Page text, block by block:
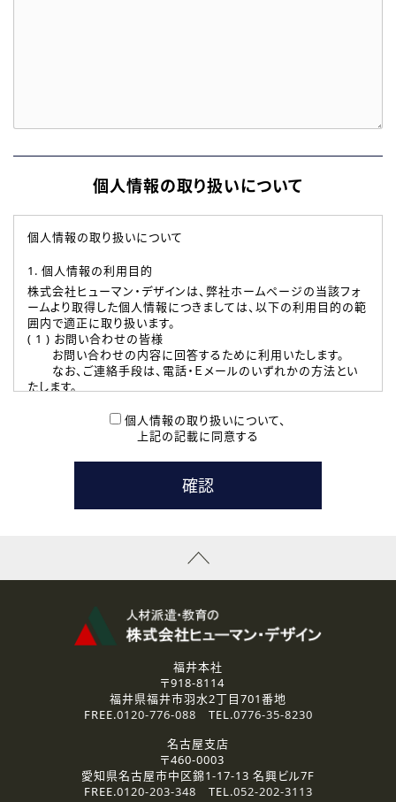
個人情報の取り扱いについて
個人情報の取り扱いについて
1. 個人情報の利用目的
株式会社ヒューマン・デザインは、弊社ホームページの当該フォ
ームより取得した個人情報につきましては、以下の利用目的の範
囲内で適正に取り扱います。
( 1 ) お問い合わせの皆様
お問い合わせの内容に回答するために利用いたします。
なお、ご連絡手段は、電話・Ｅメールのいずれかの方法とい
たします。
本登録に関するご連絡および本登録時の参考情報として利
たします。
( 3 ) スタッフ派遣を検討されている企業の皆様
お問い合わせの内容に回答するために利用いたします。
なお、ご連絡手段は、電話・Ｅメールのいずれかの方法とい
資料送付、受講相談に関するご連絡のために利用いたしま
その他、お問い合わせの内容に回答するために利用いたし
なお、ご連絡手段は、電話・Ｅメールのいずれかの方法とい
2.個人情報の第三者提供
ご提供いただいた個人情報は、法令等の規定に従う場合を除き、
3.個人情報の取り扱いの委託
弊社の定める個人情報保護の評価基準を満たした委託先に、個
人情報を委託する場合があります。
個人情報の取り扱いについて、
上記の記載に同意する
福井本社
〒918-8114
福井県福井市羽水2丁目701番地
FREE.0120-776-088 TEL.0776-35-8230
名古屋支店
〒460-0003
愛知県名古屋市中区錦1-17-13 名興ビル7F
FREE.0120-203-348 TEL.052-202-3113